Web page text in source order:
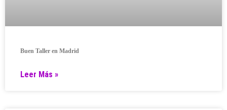
Buen Taller en Madrid
Leer Más »